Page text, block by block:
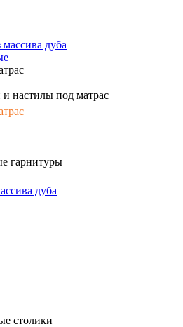
дуба
настилы под матрас
гарнитуры
дуба
столики